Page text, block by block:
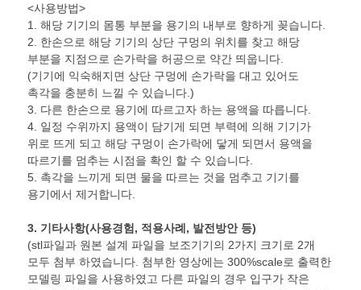
<사용방법>
1. 해당 기기의 몸통 부분을 용기의 내부로 향하게 꽂습니다.
2. 한손으로 해당 기기의 상단 구멍의 위치를 찾고 해당
부분을 지점으로 손가락을 허공으로 약간 띄웁니다.
(기기에 익숙해지면 상단 구멍에 손가락을 대고 있어도
촉각을 충분히 느낄 수 있습니다.)
3. 다른 한손으로 용기에 따르고자 하는 용액을 따릅니다.
4. 일정 수위까지 용액이 담기게 되면 부력에 의해 기기가
위로 뜨게 되고 해당 구멍이 손가락에 닿게 되면서 용액을
따르기를 멈추는 시점을 확인 할 수 있습니다.
5. 촉각을 느끼게 되면 물을 따르는 것을 멈추고 기기를
용기에서 제거합니다.
3. 기타사항(사용경험, 적용사례 , 발전방안 등)
(stl파일과 원본 설계 파일을 보조기기의 2가지 크기로 2개
모두 첨부 하였습니다. 첨부한 영상에는 300%scale로 출력한
모델링 파일을 사용하였고 다른 파일의 경우 입구가 작은